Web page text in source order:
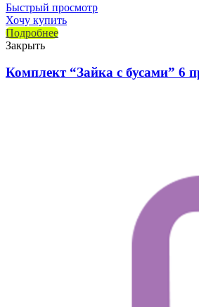
Быстрый просмотр
Хочу купить
Подробнее
Закрыть
Комплект “Зайка с бусами” 6